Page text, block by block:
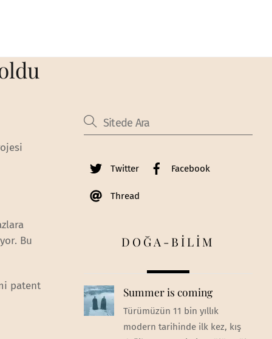
Bu
patent
Twitter Facebook
Thread
DOĞA-BİLİM
Summer is coming
Türümüzün 11 bin yıllık
modern tarihinde ilk kez, kış